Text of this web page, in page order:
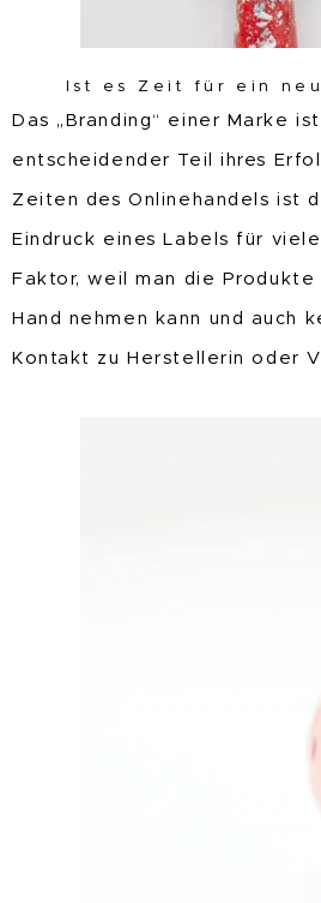
Ist es Zeit für ein
Das „Branding“ einer Marke
entscheidender Teil ihres
Zeiten des Onlinehandels ist
Eindruck eines Labels für
Faktor, weil man die
Hand nehmen kann und auch
Kontakt zu Herstellerin oder